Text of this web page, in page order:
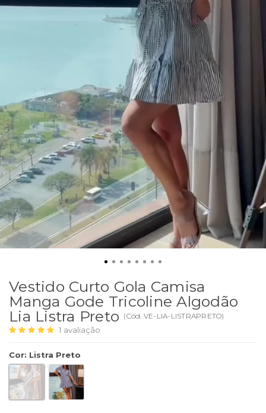
Vestido Curto Gola Camisa
Manga Gode Tricoline Algodão
Lia Listra Preto (Cód. VE-LIA-LISTRAPRETO)
1 avaliação
Cor: Listra Preto